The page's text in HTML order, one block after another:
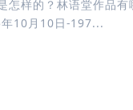
怎样的？林语堂作品
10月10日-197...